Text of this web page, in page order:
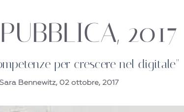
2017
per crescere nel digitale"
Bennewitz, 02 ottobre, 2017